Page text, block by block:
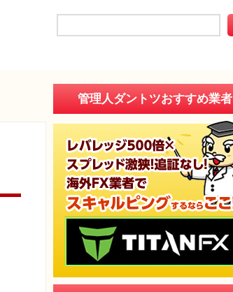
管理人ダントツおすすめ業者